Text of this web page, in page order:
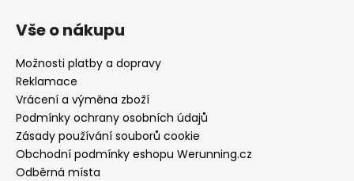
Vše o nákupu
Možnosti platby a dopravy
Reklamace
Vrácení a výměna zboží
Podmínky ochrany osobních údajů
Zásady používání souborů cookie
Obchodní podmínky eshopu Werunning.cz
Odběrná místa